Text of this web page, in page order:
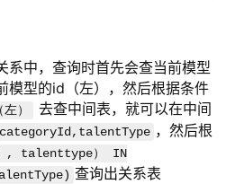
系中，查询时首先会查当前模型
模型的id（左），然后根据条件
）
去查中间表，就可以在中间
categoryId,talentType ，然后根
）, talenttype） IN
查询出关系表